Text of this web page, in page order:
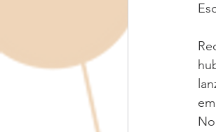
Adolescencia